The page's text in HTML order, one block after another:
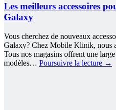
Les meilleurs accessoires
Galaxy
Vous cherchez de nouveaux
Galaxy? Chez Mobile Klinik, nous
Tous nos magasins offrent une
modèles… Poursuivre la lecture →